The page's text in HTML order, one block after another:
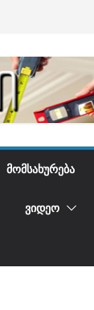
ᲛᲝᲛᲡᲐᲮᲣᲠᲔᲑᲐ
ᲕᲘᲓᲔᲝ